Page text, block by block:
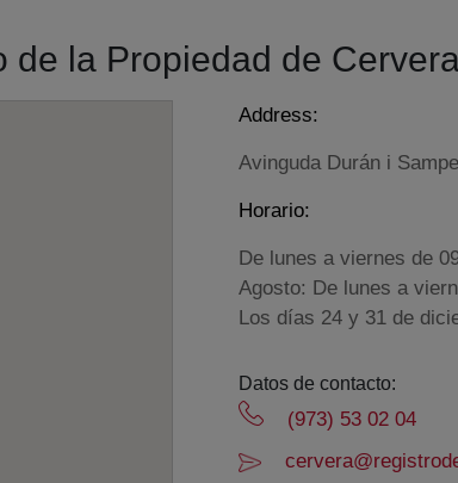
de la Propiedad de
Address:
Avinguda Durán i
Horario:
De lunes a viernes de
Agosto: De lunes a
Los días 24 y 31 de
Datos de contacto:
(973) 53 02 04